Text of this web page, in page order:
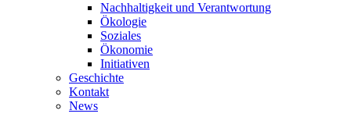
Nachhaltigkeit und Verantwortung
Ökologie
Soziales
Ökonomie
Initiativen
Geschichte
Kontakt
News